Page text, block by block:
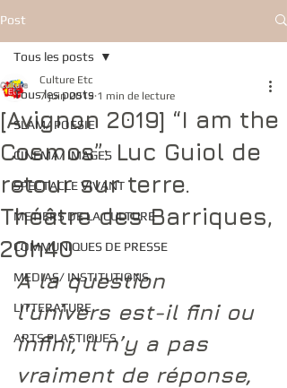
Post
Tous les posts
SLAM/ POESIE
CINEMA/ IMAGES
SPECTACLE VIVANT
METIERS DE LA CULTURE
COMMUNIQUES DE PRESSE
MEDIAS/ INSTITUTIONS
LITTERATURE
ARTS PLASTIQUES
Tous les posts
[Avignon 2019] “I am the
Cosmos”: Luc Guiol de
retour sur terre.
Théâtre des Barriques,
20h40
Culture Etc
7 juin 2019 1 min de lecture
A la question
l’univers est-il fini ou
infini, il n’y a pas
vraiment de réponse,